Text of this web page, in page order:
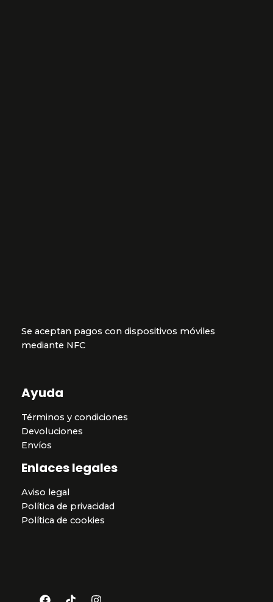
Se aceptan pagos con dispositivos móviles
mediante NFC
Ayuda
Términos y condiciones
Devoluciones
Envíos
Enlaces legales
Aviso legal
Política de privacidad
Política de cookies